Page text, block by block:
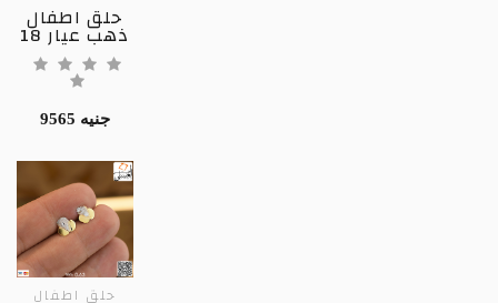
حلق اطفال
ذهب عيار 18
9565 جنيه
حلق اطفال